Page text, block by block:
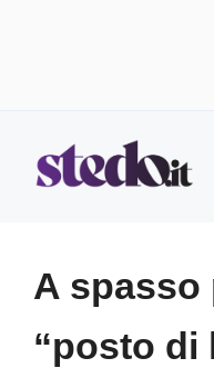
A spasso
“posto di